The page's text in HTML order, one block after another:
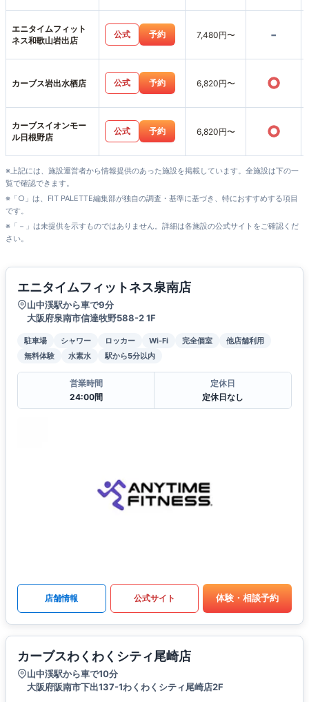
エニタイムフィット
ネス和歌山岩出店
公式 予約 7,480円〜 -
カーブス岩出水栖店 公式 予約 6,820円〜 ○
カーブスイオンモー
ル日根野店
公式 予約 6,820円〜 ○
※上記には、施設運営者から情報提供のあった施設を掲載しています。全施設は下の一
覧で確認できます。
※「○」は、FIT PALETTE編集部が独自の調査・基準に基づき、特におすすめする項目
です。
※「－」は未提供を示すものではありません。詳細は各施設の公式サイトをご確認くだ
さい。
エニタイムフィットネス泉南店
山中渓駅から車で9分
大阪府泉南市信達牧野588-2 1F
駐車場 シャワー ロッカー Wi-Fi 完全個室
他店舗利用
無料体験
水素水 駅から5分以内
営業時間
24:00間
定休日
定休日なし
店舗情報 公式サイト 体験・相談予約
カーブスわくわくシティ尾崎店
山中渓駅から車で10分
大阪府阪南市下出137-1わくわくシティ尾崎店2F